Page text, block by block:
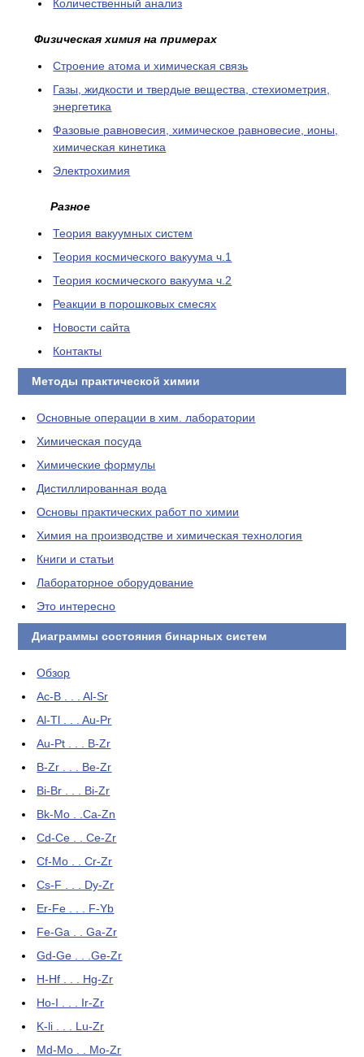
Количественный анализ
Физическая химия на примерах
Cтроение атома и химическая связь
Газы, жидкости и твердые вещества, стехиометрия,
энергетика
Фазовые равновесия, химическое равновесие, ионы,
химическая кинетика
Электрохимия
Разное
Теория вакуумных систем
Теория космического вакуума ч.1
Теория космического вакуума ч.2
Реакции в порошковых смесях
Новости сайта
Контакты
Методы практической химии
Основные операции в хим. лаборатории
Химическая посуда
Химические формулы
Дистиллированная вода
Основы практических работ по химии
Химия на производстве и химическая технология
Книги и статьи
Лабораторное оборудование
Это интересно
Диаграммы состояния бинарных систем
Обзор
Ac-B . . . Al-Sr
Al-Tl . . . Au-Pr
Au-Pt . . . B-Zr
B-Zr . . . Be-Zr
Bi-Br . . . Bi-Zr
Bk-Mo . .Ca-Zn
Cd-Ce . . Ce-Zr
Cf-Mo . . Cr-Zr
Cs-F . . . Dy-Zr
Er-Fe . . . F-Yb
Fe-Ga . . Ga-Zr
Gd-Ge . . .Ge-Zr
H-Hf . . . Hg-Zr
Ho-I . . . Ir-Zr
K-li . . . Lu-Zr
Md-Mo . . Mo-Zr